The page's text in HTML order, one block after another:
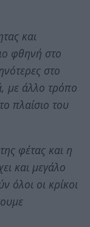
και
φθηνή στο
στο
με άλλο τρόπο
πλαίσιο του
φέτας και η
και μεγάλο
όλοι οι κρίκοι